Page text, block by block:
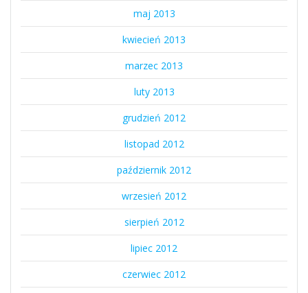
maj 2013
kwiecień 2013
marzec 2013
luty 2013
grudzień 2012
listopad 2012
październik 2012
wrzesień 2012
sierpień 2012
lipiec 2012
czerwiec 2012